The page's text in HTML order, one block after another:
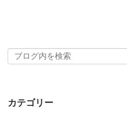
カテゴリー